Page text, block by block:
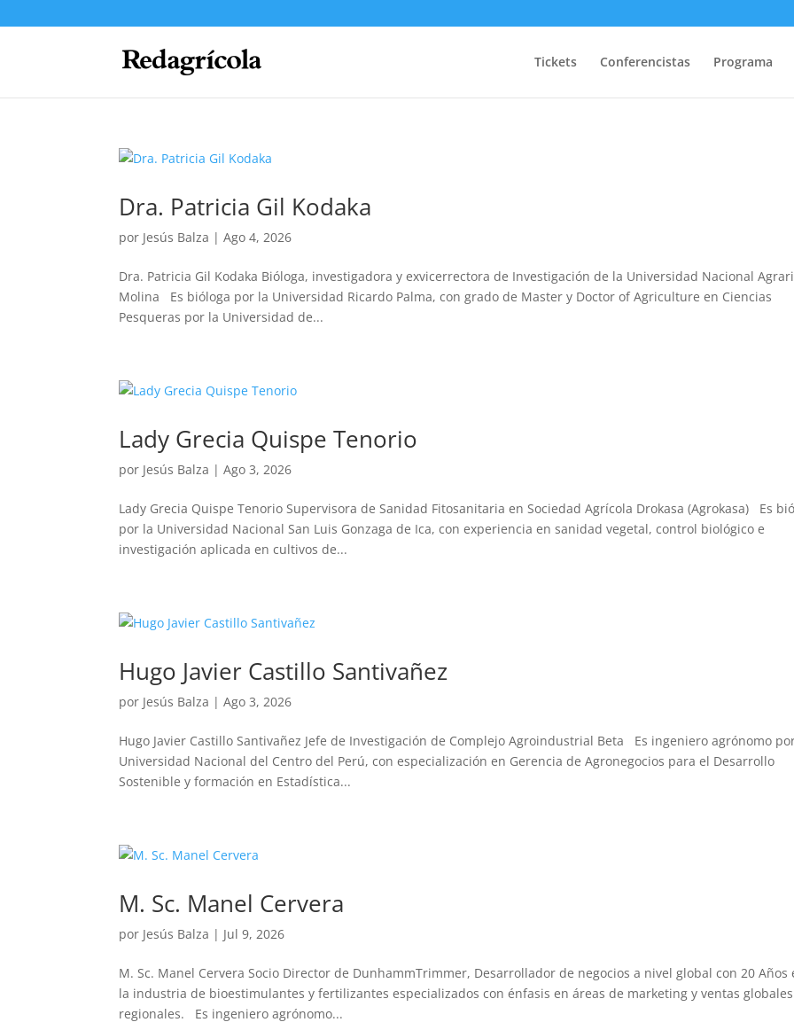
Tickets Conferencistas Programa
Dra. Patricia Gil Kodaka
por Jesús Balza |Ago 4, 2026
Dra. Patricia Gil Kodaka Bióloga, investigadora y exvicerrectora de Investigación de la Universidad Nacional
Molina Es bióloga por la Universidad Ricardo Palma, con grado de Master y Doctor of Agriculture en Ciencias
Pesqueras por la Universidad de...
Lady Grecia Quispe Tenorio
por Jesús Balza |Ago 3, 2026
Lady Grecia Quispe Tenorio Supervisora de Sanidad Fitosanitaria en Sociedad Agrícola Drokasa (Agrokasa) Es
por la Universidad Nacional San Luis Gonzaga de Ica, con experiencia en sanidad vegetal, control biológico e
investigación aplicada en cultivos de...
Hugo Javier Castillo Santivañez
por Jesús Balza |Ago 3, 2026
Hugo Javier Castillo Santivañez Jefe de Investigación de Complejo Agroindustrial Beta Es ingeniero agrónomo
Universidad Nacional del Centro del Perú, con especialización en Gerencia de Agronegocios para el Desarrollo
Sostenible y formación en Estadística...
M. Sc. Manel Cervera
por Jesús Balza | Jul 9, 2026
M. Sc. Manel Cervera Socio Director de DunhammTrimmer, Desarrollador de negocios a nivel global con 20 Años
la industria de bioestimulantes y fertilizantes especializados con énfasis en áreas de marketing y ventas
regionales. Es ingeniero agrónomo...